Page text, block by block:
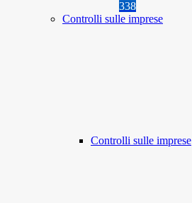
338
Controlli sulle imprese
Controlli sulle imprese